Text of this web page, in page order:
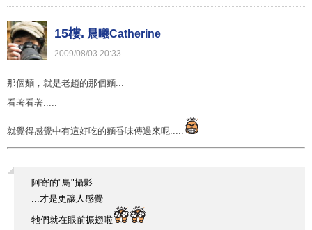
15樓. 晨曦Catherine
2009/08/03 20:33
那個麵，就是老趙的那個麵...
看著看著.....
就覺得感覺中有這好吃的麵香味傳過來呢.....
阿寄的"鳥"攝影
...才是更讓人感覺
牠們就在眼前振翅啦